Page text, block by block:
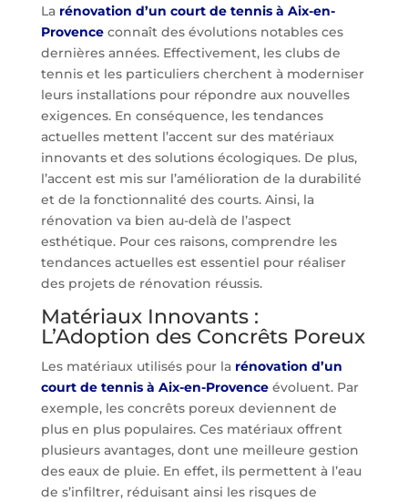
La rénovation d’un court de tennis à Aix-en-
Provenceconnaît des évolutions notables ces
dernières années. Effectivement, les clubs de
tennis et les particuliers cherchent à moderniser
leurs installations pour répondre aux nouvelles
exigences. En conséquence, les tendances
actuelles mettent l’accent sur des matériaux
innovants et des solutions écologiques. De plus,
l’accent est mis sur l’amélioration de la durabilité
et de la fonctionnalité des courts. Ainsi, la
rénovation va bien au-delà de l’aspect
esthétique. Pour ces raisons, comprendre les
tendances actuelles est essentiel pour réaliser
des projets de rénovation réussis.
Matériaux Innovants :
L’Adoption des Concrêts Poreux
Les matériaux utilisés pour la rénovation d’un
court de tennis à Aix-en-Provenceévoluent. Par
exemple, les concrêts poreux deviennent de
plus en plus populaires. Ces matériaux offrent
plusieurs avantages, dont une meilleure gestion
des eaux de pluie. En effet, ils permettent à l’eau
de s’infiltrer, réduisant ainsi les risques de